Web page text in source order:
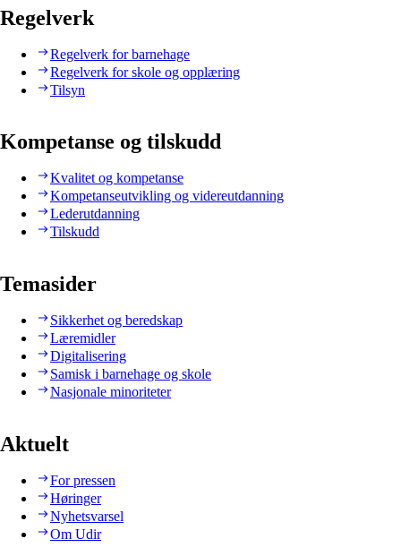
Regelverk
Regelverk for barnehage
Regelverk for skole og opplæring
Tilsyn
Kompetanse og tilskudd
Kvalitet og kompetanse
Kompetanseutvikling og videreutdanning
Lederutdanning
Tilskudd
Temasider
Sikkerhet og beredskap
Læremidler
Digitalisering
Samisk i barnehage og skole
Nasjonale minoriteter
Aktuelt
For pressen
Høringer
Nyhetsvarsel
Om Udir